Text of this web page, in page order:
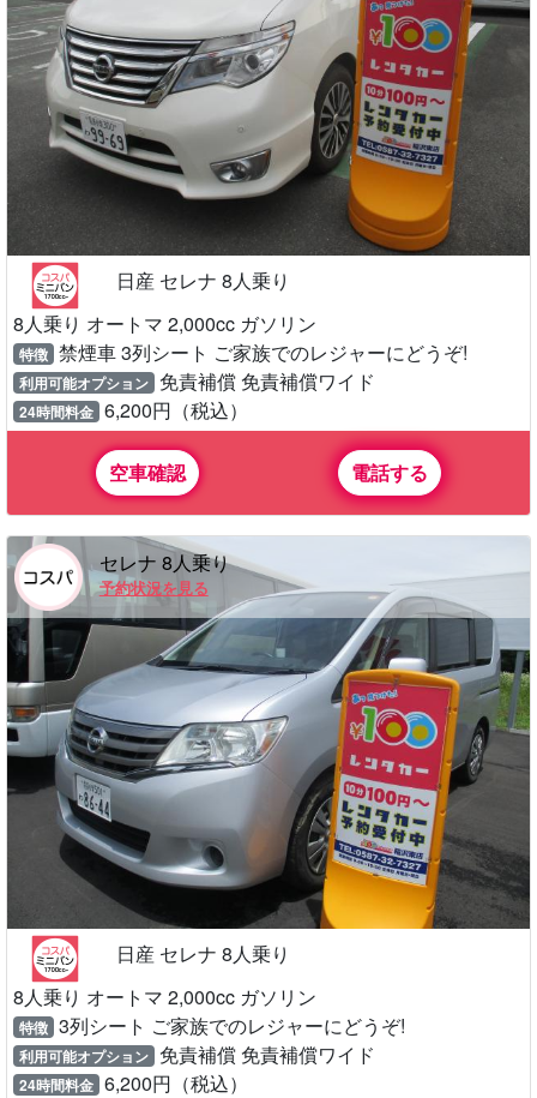
日産 セレナ 8人乗り
8人乗り オートマ 2,000cc ガソリン
特徴 禁煙車 3列シート ご家族でのレジャーにどうぞ!
利用可能オプション 免責補償 免責補償ワイド
24時間料金 6,200円（税込）
空車確認 電話する
セレナ 8人乗り
予約状況を見る
日産 セレナ 8人乗り
8人乗り オートマ 2,000cc ガソリン
特徴 3列シート ご家族でのレジャーにどうぞ!
利用可能オプション 免責補償 免責補償ワイド
24時間料金 6,200円（税込）